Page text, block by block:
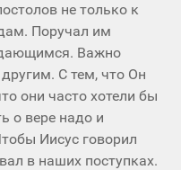
не только к
Поручал им
Важно
С тем, что Он
они часто хотели бы
о вере надо и
Иисус говорил
в наших поступках.